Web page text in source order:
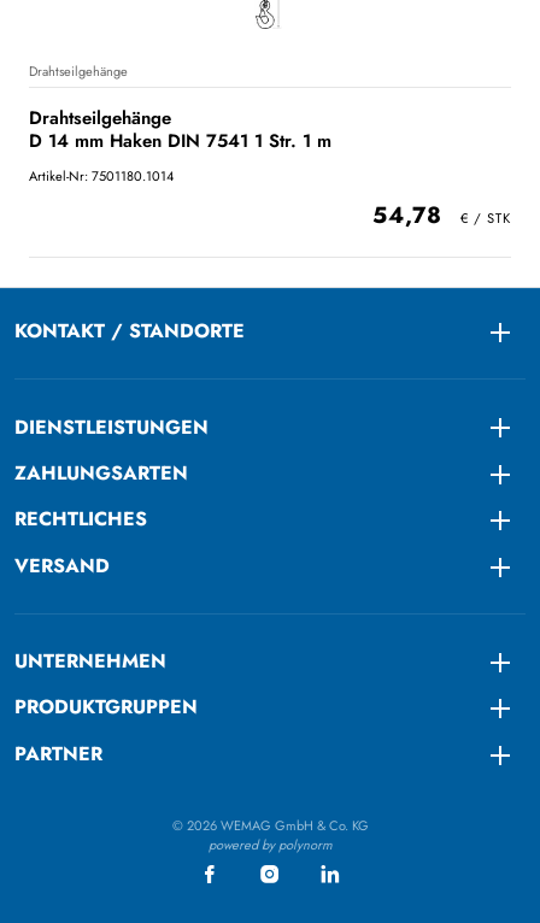
Drahtseilgehänge
Drahtseilgehänge
D 14 mm Haken DIN 7541 1 Str. 1 m
Artikel-Nr: 7501180.1014
54,78
KONTAKT / STANDORTE
DIENSTLEISTUNGEN
ZAHLUNGSARTEN
RECHTLICHES
VERSAND
UNTERNEHMEN
PRODUKTGRUPPEN
PARTNER
© 2026 WEMAG GmbH & Co. KG
powered by polynorm